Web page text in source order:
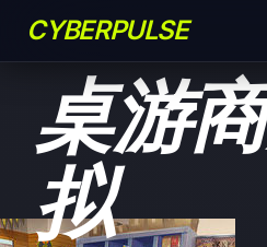
CYBERPULSE
桌游
拟